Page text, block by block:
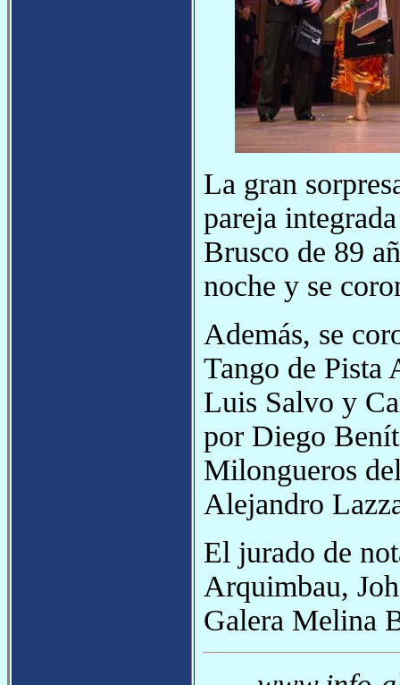
La gran
pareja
Brusco de 89
noche y se
Además, se
Tango de Pista
Luis Salvo y
por Diego
Milongueros
Alejandro
El jurado de
Arquimbau,
Galera Melina